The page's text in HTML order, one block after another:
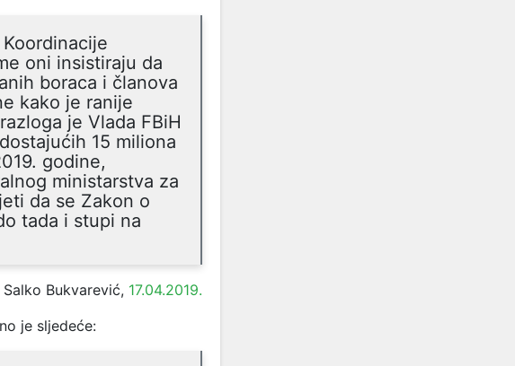
oni insistiraju da
boraca i članova
kako je ranije
je Vlada FBiH
15 miliona
godine,
ministarstva za
da se Zakon o
tada i stupi na
Salko Bukvarević, 17.04.2019.
je sljedeće: